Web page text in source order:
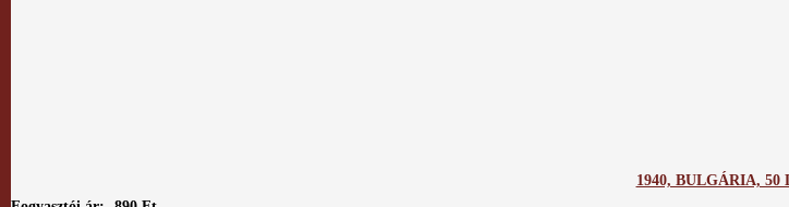
1940, BULGÁRIA, 50